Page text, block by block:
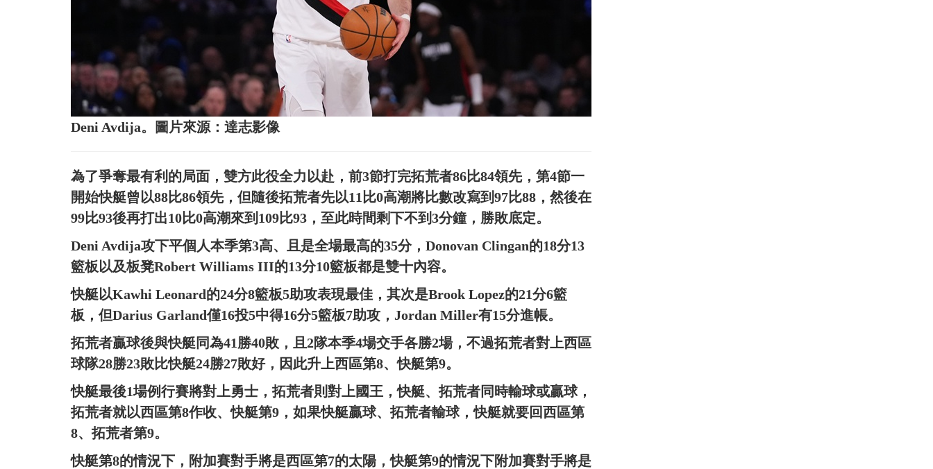
Deni Avdija。圖片來源：達志影像
為了爭奪最有利的局面，雙方此役全力以赴，前3節打完拓荒者86比84領先，第4節一
開始快艇曾以88比86領先，但隨後拓荒者先以11比0高潮將比數改寫到97比88，然後在
99比93後再打出10比0高潮來到109比93，至此時間剩下不到3分鐘，勝敗底定。
Deni Avdija攻下平個人本季第3高、且是全場最高的35分，Donovan Clingan的18分13
籃板以及板凳Robert Williams III的13分10籃板都是雙十內容。
快艇以Kawhi Leonard的24分8籃板5助攻表現最佳，其次是Brook Lopez的21分6籃
板，但Darius Garland僅16投5中得16分5籃板7助攻，Jordan Miller有15分進帳。
拓荒者贏球後與快艇同為41勝40敗，且2隊本季4場交手各勝2場，不過拓荒者對上西區
球隊28勝23敗比快艇24勝27敗好，因此升上西區第8、快艇第9。
快艇最後1場例行賽將對上勇士，拓荒者則對上國王，快艇、拓荒者同時輸球或贏球，
拓荒者就以西區第8作收、快艇第9，如果快艇贏球、拓荒者輸球，快艇就要回西區第
8、拓荒者第9。
快艇第8的情況下，附加賽對手將是西區第7的太陽，快艇第9的情況下附加賽對手將是